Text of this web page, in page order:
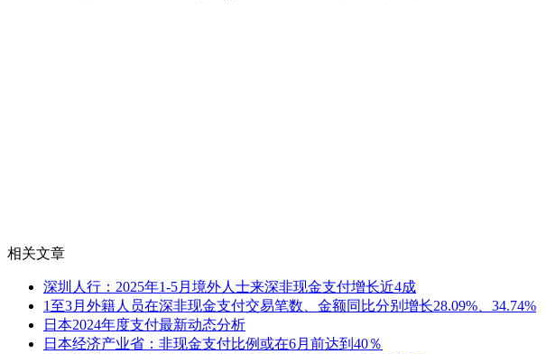
相关文章
深圳人行：2025年1-5月境外人士来深非现金支付增长近4成
1至3月外籍人员在深非现金支付交易笔数、金额同比分别增长28.09%、34.74%
日本2024年度支付最新动态分析
日本经济产业省：非现金支付比例或在6月前达到40％